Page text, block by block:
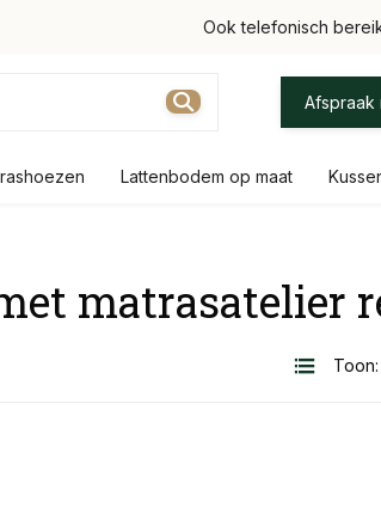
verkrijgbaar Productie uit eigen
Ook telefonisch
Afspraak
Lattenbodem op maat
matrasatelier
Toon: